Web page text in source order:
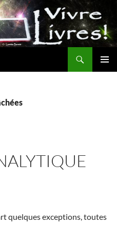
quelques exceptions, toutes